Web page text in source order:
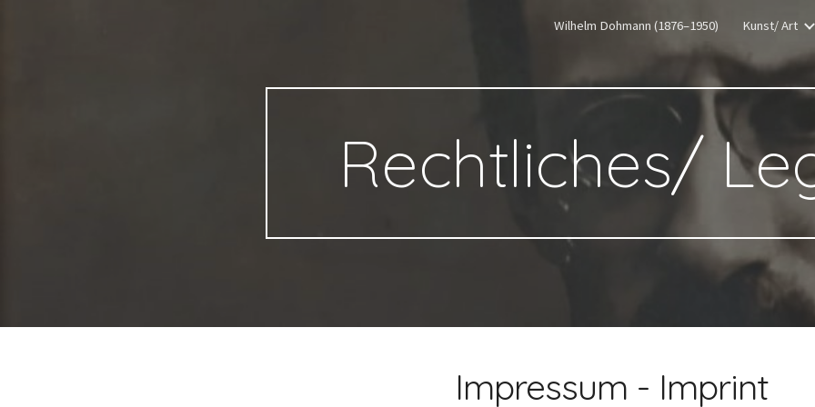
Skip to
Wilhelm Dohmann (1876–1950) Kunst/ Art
Rechtliches/
Impressum - Imprint